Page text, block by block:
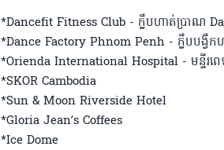
*Dancefit Fitness Club - ក្លឹបហាត់ប្រាណ
*Dance Factory Phnom Penh - ក្លឹបបង្វឹក
*Orienda International Hospital - មន្ទីរពេទ្
*SKOR Cambodia
*Sun & Moon Riverside Hotel
*Gloria Jean’s Coffees
*Ice Dome